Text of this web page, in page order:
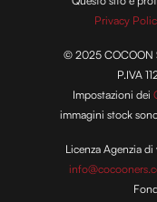
Privacy
© 2025 COCOON
P.IVA
Impostazioni dei
immagini stock
Licenza Agenzia